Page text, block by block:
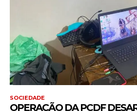
SOCIEDADE
OPERAÇÃO DA PCDF